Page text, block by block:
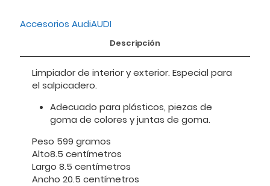
Accesorios AudiAUDI
Descripción
Limpiador de interior y exterior. Especial para
el salpicadero.
Adecuado para plásticos, piezas de
goma de colores y juntas de goma.
Peso 599 gramos
Alto8.5 centímetros
Largo 8.5 centímetros
Ancho 20.5 centímetros